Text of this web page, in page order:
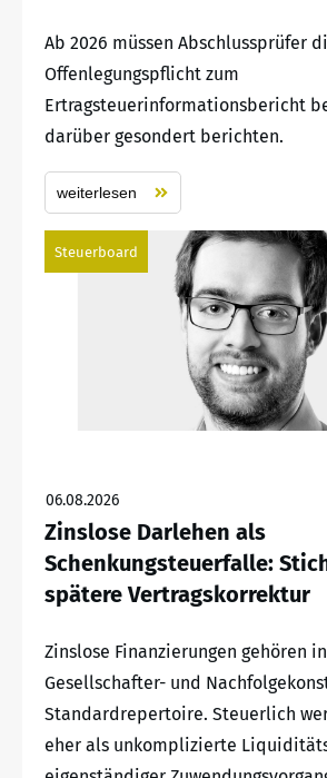
Ab 2026 müssen Abschlussprüfer
Offenlegungspflicht zum
Ertragsteuerinformationsbericht
darüber gesondert berichten.
weiterlesen
Steuerboard
06.08.2026
Zinslose Darlehen als
Schenkungsteuerfalle:
spätere Vertragskorrektur
Zinslose Finanzierungen gehören
Gesellschafter- und
Standardrepertoire. Steuerlich
eher als unkomplizierte